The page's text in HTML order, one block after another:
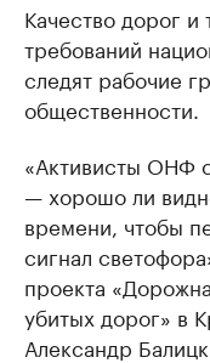
Качество дорог
требований
следят рабочие
общественности.
«Активисты ОНФ
— хорошо ли
времени, чтобы
сигнал
проекта
убитых дорог» в
Александр